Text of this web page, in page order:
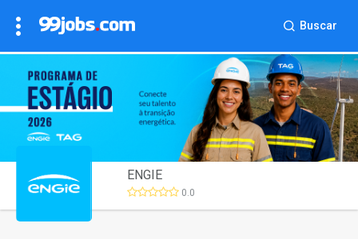
Buscar
ENGIE
0.0